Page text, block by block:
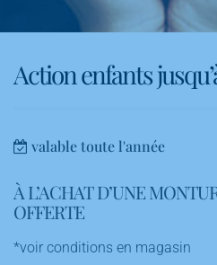
Action enfants
valable toute l'année
À L’ACHAT D’UNE
OFFERTE
*voir conditions en magasin